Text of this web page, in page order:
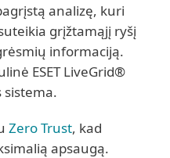
analizę, kuri
grįžtamąjį ryšį
informaciją.
ESET LiveGrid®
sistema.
Zero Trust, kad
apsaugą.